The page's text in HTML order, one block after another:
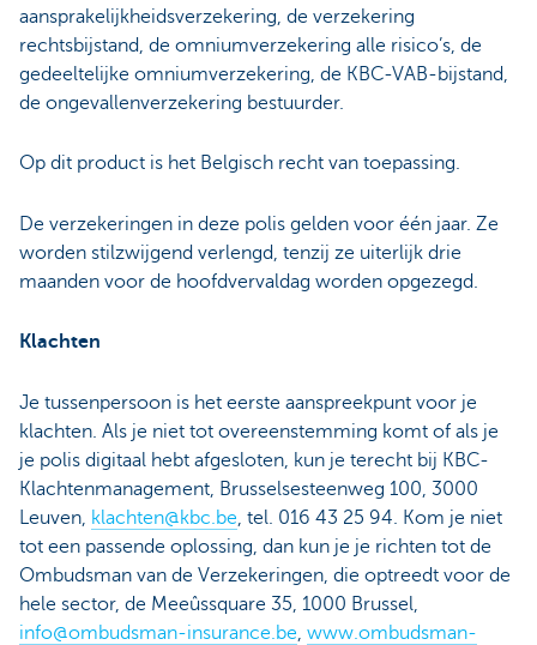
aansprakelijkheidsverzekering, de verzekering
rechtsbijstand, de omniumverzekering alle risico’s, de
gedeeltelijke omniumverzekering, de KBC-VAB-bijstand,
de ongevallenverzekering bestuurder.
Op dit product is het Belgisch recht van toepassing.
De verzekeringen in deze polis gelden voor één jaar. Ze
worden stilzwijgend verlengd, tenzij ze uiterlijk drie
maanden voor de hoofdvervaldag worden opgezegd.
Klachten
Je tussenpersoon is het eerste aanspreekpunt voor je
klachten. Als je niet tot overeenstemming komt of als je
je polis digitaal hebt afgesloten, kun je terecht bij KBC-
Klachtenmanagement, Brusselsesteenweg 100, 3000
Leuven, klachten@kbc.be , tel. 016 43 25 94. Kom je niet
tot een passende oplossing, dan kun je je richten tot de
Ombudsman van de Verzekeringen, die optreedt voor de
hele sector, de Meeûssquare 35, 1000 Brussel,
info@ombudsman-insurance.be www.ombudsman-